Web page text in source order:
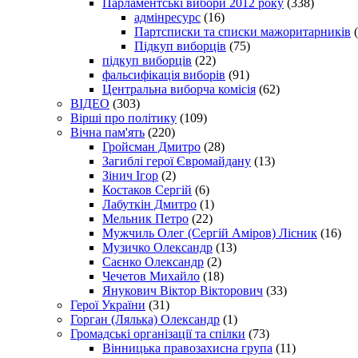
адмінресурс (16)
Партсписки та списки мажоритарників
Підкуп виборців (75)
підкуп виборців (22)
фальсифікація виборів (91)
Центральна виборча комісія (62)
ВІДЕО (303)
Вірші про політику (109)
Вічна пам'ять (220)
Гройсман Дмитро (28)
Загиблі герої Євромайдану (13)
Зінич Ігор (2)
Костаков Сергій (6)
Лабуткін Дмитро (1)
Мельник Петро (22)
Мужчиль Олег (Сергій Аміров) Лісник (16)
Музичко Олександр (13)
Саєнко Олександр (2)
Чечетов Михайло (18)
Янукович Віктор Вікторович (33)
Герої України (31)
Горган (Лялька) Олександр (1)
Громадські організації та спілки (73)
Вінницька правозахисна група (11)